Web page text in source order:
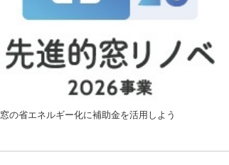
窓の省エネルギー化に補助金を活用しよう